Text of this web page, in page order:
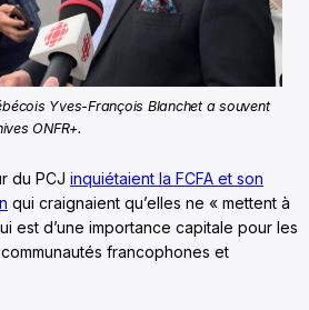
Yves-François Blanchet a souvent
ONFR+.
du PCJ inquiétaient la FCFA et son
qui craignaient qu’elles ne « mettent à
est d’une importance capitale pour les
francophones et